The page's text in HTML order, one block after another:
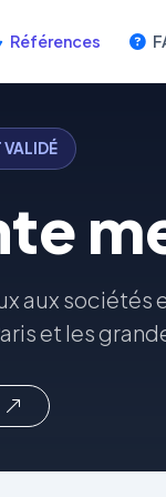
Références
VALIDÉ
aux sociétés
et les